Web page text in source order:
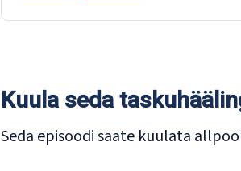
Kuula seda
Seda episoodi saate kuulata